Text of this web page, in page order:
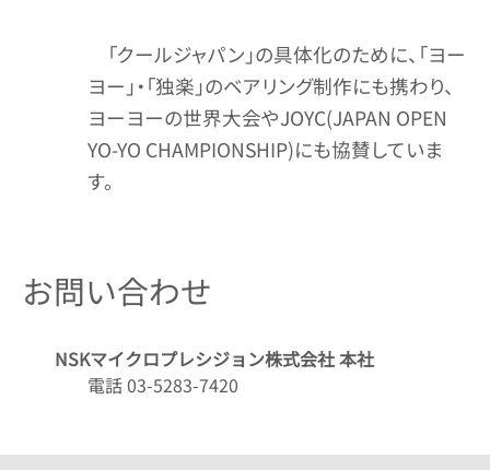
「クールジャパン」の具体化のために、「ヨー
ヨー」・「独楽」のベアリング制作にも携わり、
ヨーヨーの世界大会やJOYC(JAPAN OPEN
YO-YO CHAMPIONSHIP)にも協賛していま
す。
お問い合わせ
NSKマイクロプレシジョン株式会社 本社
電話 03-5283-7420